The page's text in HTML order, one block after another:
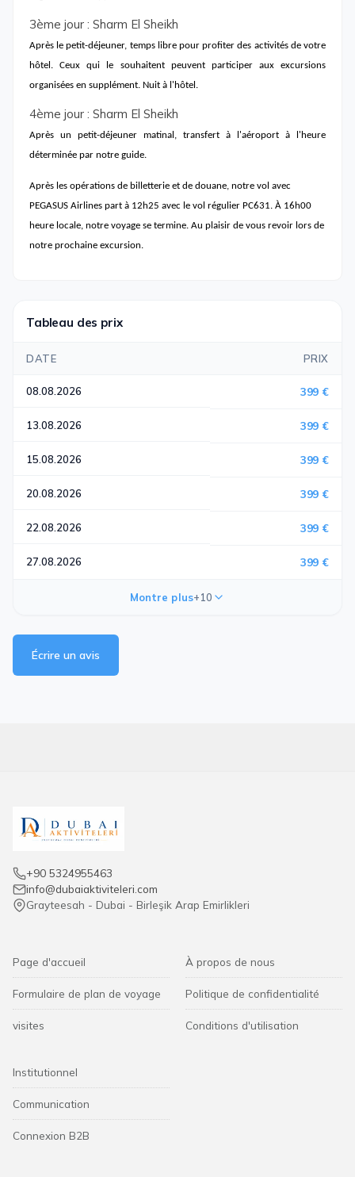
3ème jour : Sharm El Sheikh
Après le petit-déjeuner, temps libre pour profiter des activités de votre
hôtel. Ceux qui le souhaitent peuvent participer aux excursions
organisées en supplément. Nuit à l'hôtel.
4ème jour : Sharm El Sheikh
Après un petit-déjeuner matinal, transfert à l'aéroport à l'heure
déterminée par notre guide.
Après les opérations de billetterie et de douane, notre vol avec
PEGASUS Airlines part à 12h25 avec le vol régulier PC631. À 16h00
heure locale, notre voyage se termine. Au plaisir de vous revoir lors de
notre prochaine excursion.
Tableau des prix
DATE PRIX
08.08.2026 399 €
13.08.2026 399 €
15.08.2026 399 €
20.08.2026 399 €
22.08.2026 399 €
27.08.2026 399 €
Montre plus+10
Écrire un avis
+90 5324955463
info@dubaiaktiviteleri.com
Grayteesah - Dubai - Birleşik Arap Emirlikleri
Page d'accueil
Formulaire de plan de voyage
visites
À propos de nous
Politique de confidentialité
Conditions d'utilisation
Institutionnel
Communication
Connexion B2B